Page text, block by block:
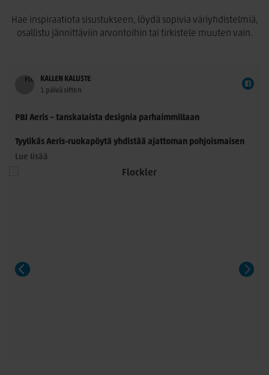
Hae inspiraatiota sisustukseen, löydä sopivia väriyhdistelmiä,
osallistu jännittäviin arvontoihin tai tirkistele muuten vain.
KALLEN KALUSTE
1 päivä sitten
PBJ Aeris – tanskalaista designia parhaimmillaan
Tyylikäs Aeris-ruokapöytä yhdistää ajattoman pohjoismaisen
muotoilun ja käytännöllisyyden. Morten Svendsenin
suunnittelemassa pöydässä on kauniisti muotoillut
massiivitammijalat ja useita laadukkaita kansivaihtoehtoja.
illallisiin.
Lue lisää